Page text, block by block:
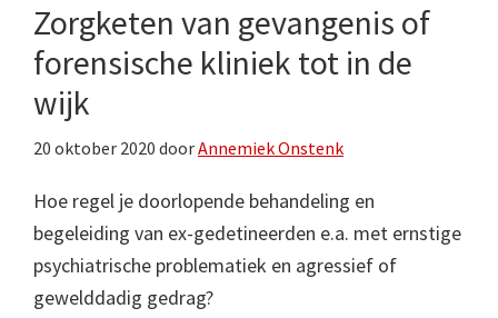
Zorgketen van gevangenis of
forensische kliniek tot in de
wijk
20 oktober 2020 doorAnnemiek Onstenk
Hoe regel je doorlopende behandeling en
begeleiding van ex-gedetineerden e.a. met ernstige
psychiatrische problematiek en agressief of
gewelddadig gedrag?